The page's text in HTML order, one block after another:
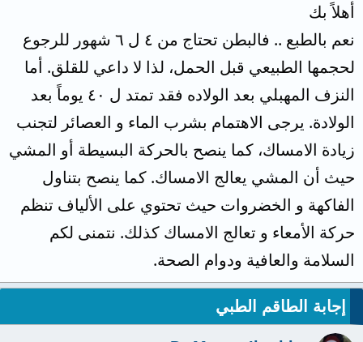
وعندي حرقه بالمنطقه وعندي إمساك واخاف
يسبب تمزق للخياط
أهلاً بك
نعم بالطبع .. فالبطن تحتاج من ٤ ل ٦ شهور للرجوع
لحجمها الطبيعي قبل الحمل، لذا لا داعي للقلق. أما
النزف المهبلي بعد الولاده فقد تمتد ل ٤٠ يوماً بعد
الولادة. يرجى الاهتمام بشرب الماء و العصائر لتجنب
زيادة الامساك، كما ينصح بالحركة البسيطة أو المشي
حيث أن المشي يعالج الامساك. كما ينصح بتناول
الفاكهة و الخضروات حيث تحتوي على الألياف تنظم
حركة الأمعاء و تعالج الامساك كذلك. نتمنى لكم
السلامة والعافية ودوام الصحة.
إجابة الطاقم الطبي